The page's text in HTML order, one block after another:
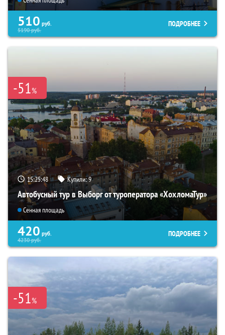
510 руб.
5190руб.
ПОДРОБНЕЕ
-51%
15:25:47 Купили:9
Автобусный тур в Выборг от туроператора «ХохломаТур»
Сенная площадь
420 руб.
4230руб.
ПОДРОБНЕЕ
-51%